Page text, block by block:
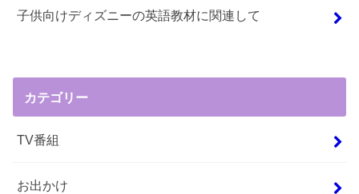
子供向けディズニーの英語教材に関連して
カテゴリー
TV番組
お出かけ